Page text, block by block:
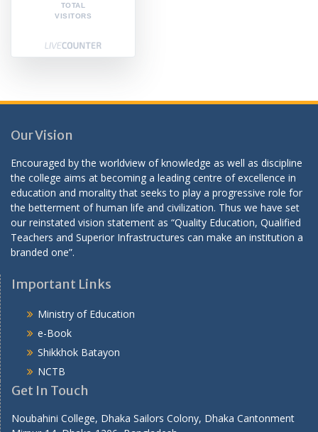
TOTAL
VISITORS
Our Vision
Encouraged by the worldview of knowledge as well as discipline
the college aims at becoming a leading centre of excellence in
education and morality that seeks to play a progressive role for
the betterment of human life and civilization. Thus we have set
our reinstated vision statement as “Quality Education, Qualified
Teachers and Superior Infrastructures can make an institution a
branded one”.
Important Links
Ministry of Education
e-Book
Shikkhok Batayon
NCTB
Get In Touch
Noubahini College, Dhaka Sailors Colony, Dhaka Cantonment